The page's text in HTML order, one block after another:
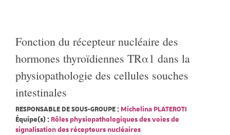
Fonction du récepteur nucléaire des
hormones thyroïdiennes TRα1 dans la
physiopathologie des cellules souches
intestinales
RESPONSABLE DE SOUS-GROUPE : Michelina PLATEROTI
Équipe(s) : Rôles physiopathologiques des voies de
signalisation des récepteurs nucléaires